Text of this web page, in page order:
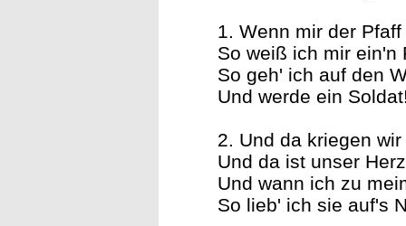
1. Wenn mir der
So weiß ich mir ein'n
So geh' ich auf den
Und werde ein
2. Und da kriegen
Und da ist unser
Und wann ich zu
So lieb' ich sie auf's